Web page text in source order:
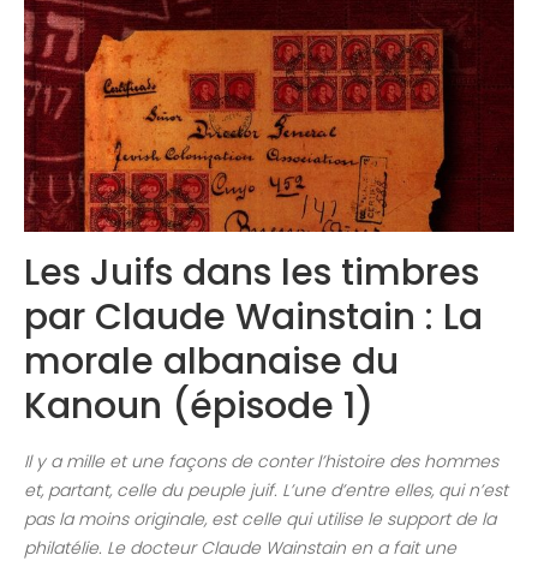
Les Juifs dans les timbres
par Claude Wainstain : La
morale albanaise du
Kanoun (épisode 1)
Il y a mille et une façons de conter l’histoire des hommes
et, partant, celle du peuple juif. L’une d’entre elles, qui n’est
pas la moins originale, est celle qui utilise le support de la
philatélie. Le docteur Claude Wainstain en a fait une